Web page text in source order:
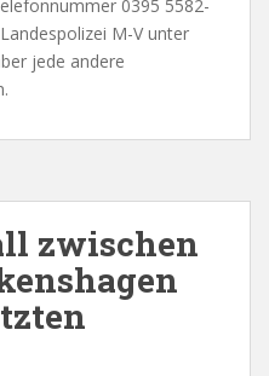
0395 5582-
M-V unter
jede andere
zwischen